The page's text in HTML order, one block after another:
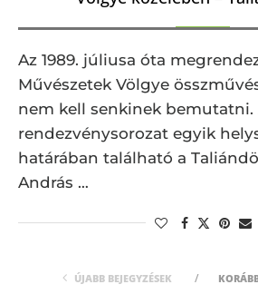
Az 1989. júliusa óta
Művészetek Völgye
nem kell senkinek bemutatni.
rendezvénysorozat egyik
határában található a
András …
ÚJABB BEJEGYZÉSEK